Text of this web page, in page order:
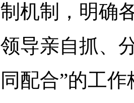
制机制，明确
领导亲自抓、
同配合”的工